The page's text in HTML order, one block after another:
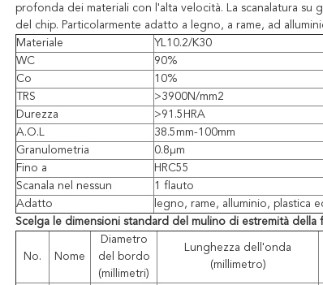
profonda dei materiali con l'alta velocità. La scanalatura
del chip. Particolarmente adatto a legno, a rame, ad
Materiale
YL10.2/K30
WC
90%
Co
10%
TRS
>3900N/mm2
Durezza
>91.5HRA
A.O.L
38.5mm-100mm
Granulometria
0.8μm
Fino a
HRC55
Scanala nel nessun
1 flauto
Adatto
legno, rame, alluminio, plastica
Scelga le dimensioni standard del mulino di estremità della
No. Nome
Diametro
del bordo
(millimetri)
Lunghezza dell'onda
(millimetro)